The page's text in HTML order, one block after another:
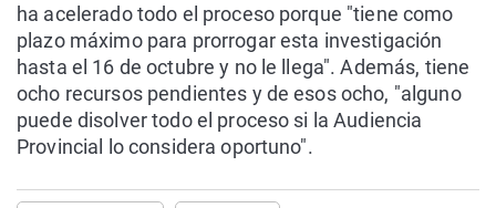
ha acelerado todo el proceso porque "tiene como
plazo máximo para prorrogar esta investigación
hasta el 16 de octubre y no le llega". Además, tiene
ocho recursos pendientes y de esos ocho, "alguno
puede disolver todo el proceso si la Audiencia
Provincial lo considera oportuno".